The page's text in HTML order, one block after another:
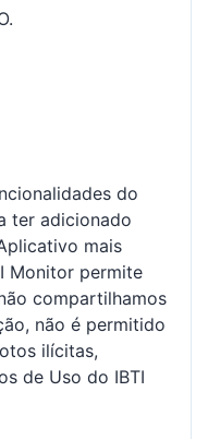
do
ter adicionado
mais
Monitor permite
compartilhamos
não é permitido
ilícitas,
de Uso do IBTI